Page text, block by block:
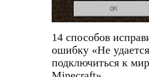
14 способов
ошибку «Не удается
подключиться к